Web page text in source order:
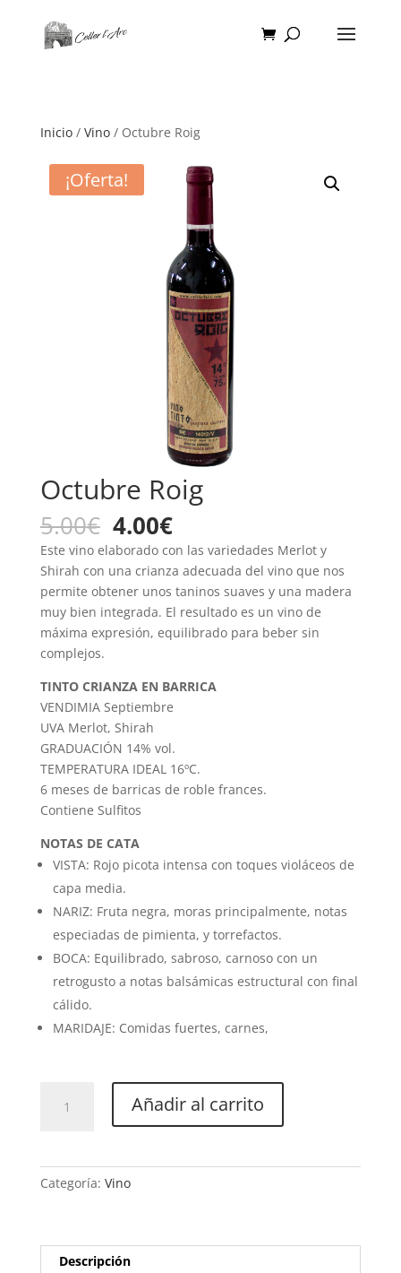
Inicio/ Vino/ Octubre Roig
¡Oferta!
Octubre Roig
5.00€ El
precio
original
era:
5.00€.
4.00€El
precio
actual
es:
4.00€.
Este vino elaborado con las variedades Merlot y
Shirah con una crianza adecuada del vino que nos
permite obtener unos taninos suaves y una madera
muy bien integrada. El resultado es un vino de
máxima expresión, equilibrado para beber sin
complejos.
TINTO CRIANZA EN BARRICA
VENDIMIA Septiembre
UVA Merlot, Shirah
GRADUACIÓN 14% vol.
TEMPERATURA IDEAL 16ºC.
6 meses de barricas de roble frances.
Contiene Sulfitos
NOTAS DE CATA
VISTA: Rojo picota intensa con toques violáceos de
capa media.
NARIZ: Fruta negra, moras principalmente, notas
especiadas de pimienta, y torrefactos.
BOCA: Equilibrado, sabroso, carnoso con un
retrogusto a notas balsámicas estructural con final
cálido.
MARIDAJE: Comidas fuertes, carnes,
Añadir al carrito
Categoría: Vino
Descripción